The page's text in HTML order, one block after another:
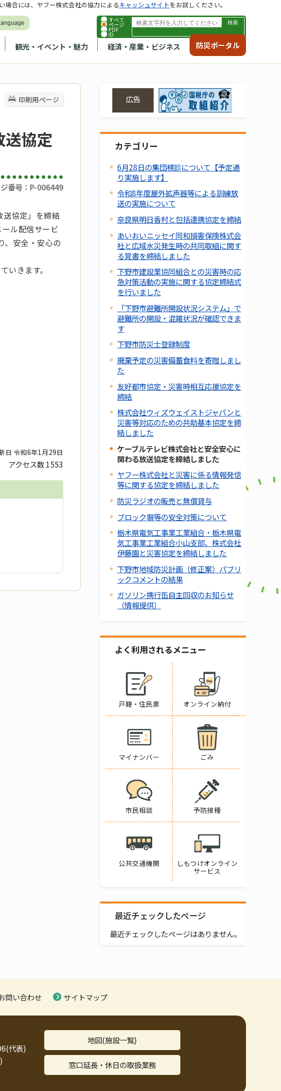
すべて
ページ
PDF
ID
観光・イベント・魅力 経済・産業・ビジネス 防災ポータル
場合には、ヤフー株式会社の協力によるキャッシュサイトをお試しください。
印刷用ページ
送協定
番号：P-006449
送協定」を締結
ル配信サービ
、安全・安心の
いきます。
日 令和6年1月29日
アクセス数1553
広告
カテゴリー
6月28日の集団検診について【予定通
り実施します】
令和8年度屋外拡声器等による訓練放
送の実施について
奈良県明日香村と包括連携協定を締結
あいおいニッセイ同和損害保険株式会
社と広域水災発生時の共同取組に関す
る覚書を締結しました
下野市建設業協同組合との災害時の応
急対策活動の実施に関する協定締結式
を行いました
「下野市避難所開設状況システム」で
避難所の開設・混雑状況が確認できま
す
下野市防災士登録制度
廃棄予定の災害備蓄食料を寄贈しまし
た
友好都市協定・災害時相互応援協定を
締結
株式会社ウィズウェイストジャパンと
災害等対応のための共助基本協定を締
結しました
ケーブルテレビ株式会社と安全安心に
関わる放送協定を締結しました
ヤフー株式会社と災害に係る情報発信
等に関する協定を締結しました
防災ラジオの販売と無償貸与
ブロック塀等の安全対策について
栃木県電気工事業工業組合・栃木県電
気工事業工業組合小山支部、株式会社
伊藤園と災害協定を締結しました
下野市地域防災計画（修正案）パブリ
ックコメントの結果
ガソリン携行缶自主回収のお知らせ
（情報提供）
よく利用されるメニュー
戸籍・住民票 オンライン納付
マイナンバー ごみ
市民相談 予防接種
公共交通機関
しもつけオンライン
サービス
最近チェックしたページ
最近チェックしたページはありません。
問い合わせ サイトマップ
代表)
地図(施設一覧)
窓口延長・休日の取扱業務